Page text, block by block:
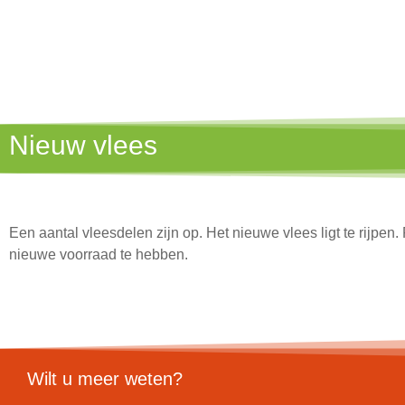
Nieuw vlees
Een aantal vleesdelen zijn op. Het nieuwe vlees ligt te
nieuwe voorraad te hebben.
Wilt u meer weten?